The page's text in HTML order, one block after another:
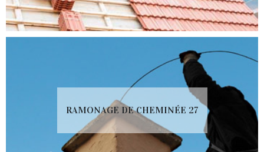
RAMONAGE DE CHEMINÉE 27